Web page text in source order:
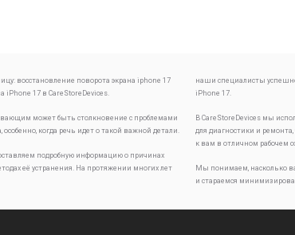
восстановление поворота экрана iphone 17
iPhone 17 в CareStoreDevices.
может быть столкновение с проблемами
особенно, когда речь идет о такой важной детали.
подробную информацию о причинах
её устранения. На протяжении многих лет
наши специалисты
iPhone 17.
В CareStoreDevices мы
для диагностики и
к вам в отличном рабочем
Мы понимаем, насколько
и стараемся